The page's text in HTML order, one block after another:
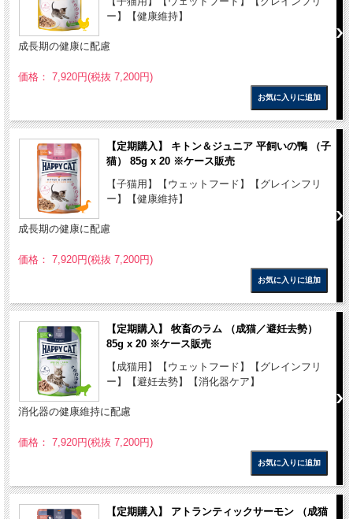
ー】【健康維持】
成長期の健康に配慮
価格： 7,920円(税抜 7,200円)
【定期購入】 キトン＆ジュニア 平飼いの鴨 （子
猫） 85g x 20 ※ケース販売
【子猫用】【ウェットフード】【グレインフリ
ー】【健康維持】
成長期の健康に配慮
価格： 7,920円(税抜 7,200円)
【定期購入】 牧畜のラム （成猫／避妊去勢）
85g x 20 ※ケース販売
【成猫用】【ウェットフード】【グレインフリ
ー】【避妊去勢】【消化器ケア】
消化器の健康維持に配慮
価格： 7,920円(税抜 7,200円)
【定期購入】 アトランティックサーモン （成猫